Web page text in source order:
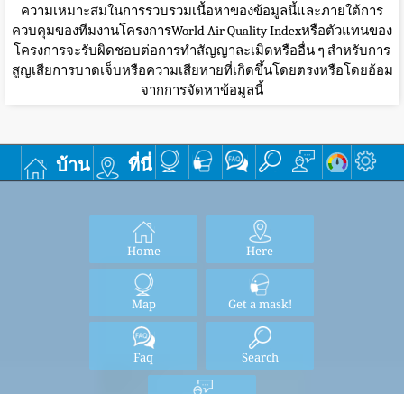
ความเหมาะสมในการรวบรวมเนื้อหาของข้อมูลนี้และภายใต้การ
ควบคุมของทีมงานโครงการWorld Air Quality Indexหรือตัวแทนของ
โครงการจะรับผิดชอบต่อการทำสัญญาละเมิดหรืออื่น ๆ สำหรับการ
สูญเสียการบาดเจ็บหรือความเสียหายที่เกิดขึ้นโดยตรงหรือโดยอ้อม
จากการจัดหาข้อมูลนี้
บ้าน ที่นี่
Home Here
Map Get a mask!
Faq Search